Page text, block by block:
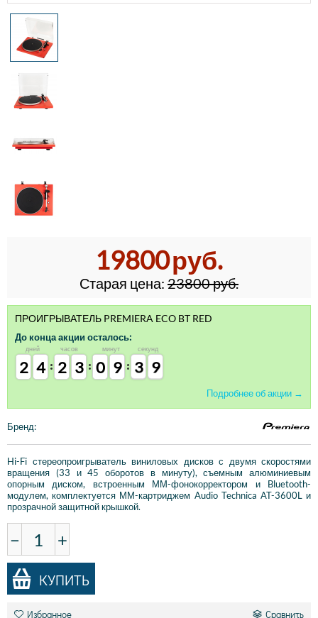
19800руб.
Старая цена: 23800руб.
ПРОИГРЫВАТЕЛЬ PREMIERA ECO BT RED
До конца акции осталось:
дней
1
1
2
2 3
3
4
4
часов
1
1
2
2 2
2
3
3
минут
9
9
0
0 8
8
9
9
секунд
4
3
3 9
9
8
Подробнее об акции
Бренд:
Hi-Fi стереопроигрыватель виниловых дисков с двумя скоростями
вращения (33 и 45 оборотов в минуту), съемным алюминиевым
опорным диском, встроенным ММ-фонокорректором и Bluetooth-
модулем, комплектуется ММ-картриджем Audio Technica AT-3600L и
прозрачной защитной крышкой.
− +
КУПИТЬ
Избранное Сравнить